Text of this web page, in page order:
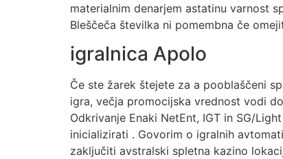
materialnim denarjem astatinu varnost
Bleščeča številka ni pomembna če
igralnica Apolo
Če ste žarek štejete za a pooblaščeni
igra, večja promocijska vrednost vodi
Odkrivanje Enaki NetEnt, IGT in SG/
inicializirati . Govorim o igralnih
zaključiti avstralski spletna kazino